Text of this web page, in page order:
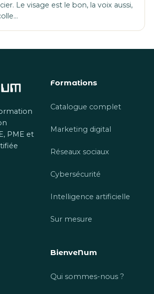
Le visage est le bon, la voix aussi,
PME et
Formations
Catalogue complet
Marketing digital
Réseaux sociaux
Cybersécurité
Intelligence artificielle
Sur mesure
BienveNum
Qui sommes-nous ?